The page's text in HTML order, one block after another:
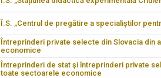
Î.S. „Centrul de pregătire a specialiştilor
Întreprinderi private selecte din Slovacia din
economice
Întreprinderi de stat şi întreprinderi private
toate sectoarele economice